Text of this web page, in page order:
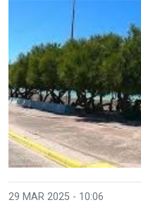
29 MAR 2025 - 10:06